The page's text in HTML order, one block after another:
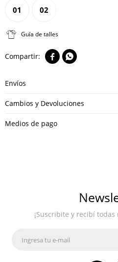
01 02
Guía de talles
 
Envíos
Cambios y Devoluciones
Medios de pago
¡Suscribite y recibí